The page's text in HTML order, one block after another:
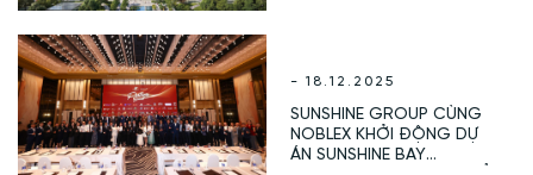
- 18.12.2025
SUNSHINE GROUP CÙNG
NOBLEX KHỞI ĐỘNG DỰ
ÁN SUNSHINE BAY